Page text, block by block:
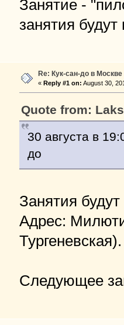
Занятие -
занятия будут
Re: Кук-сан-до в Москве
« Reply #1 on: August 30,
Quote from:
30 августа в
до
Занятия
Адрес:
Тургеневская).
Следующее